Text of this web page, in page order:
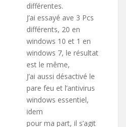
différentes.
J’ai essayé ave 3 Pcs
différents, 20 en
windows 10 et 1 en
windows 7, le résultat
est le même,
J’ai aussi désactivé le
pare feu et l’antivirus
windows essentiel,
idem
pour ma part, il s’agit